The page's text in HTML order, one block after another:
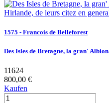
1575 - Francois de Belleforest
Des Isles de Bretagne, la gran'
11624
800,00 €
Kaufen